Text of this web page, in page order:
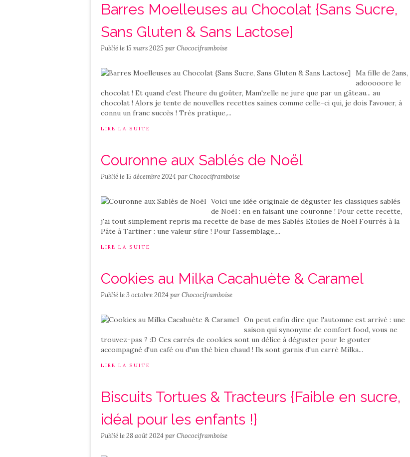
Barres Moelleuses au Chocolat {Sans Sucre,
Sans Gluten & Sans Lactose]
Publié le15 mars 2025 par Chocociframboise
Ma fille de 2ans,
adooooore le
chocolat ! Et quand c'est l'heure du goûter, Mam'zelle ne jure que par un gâteau... au
chocolat ! Alors je tente de nouvelles recettes saines comme celle-ci qui, je dois l'avouer, à
connu un franc succès ! Très pratique,...
LIRE LA SUITE
Couronne aux Sablés de Noël
Publié le15 décembre 2024par Chocociframboise
Voici une idée originale de déguster les classiques sablés
de Noël : en en faisant une couronne ! Pour cette recette,
j'ai tout simplement repris ma recette de base de mes Sablés Etoiles de Noël Fourrés à la
Pâte à Tartiner : une valeur sûre ! Pour l'assemblage,...
LIRE LA SUITE
Cookies au Milka Cacahuète & Caramel
Publié le3 octobre 2024par Chocociframboise
On peut enfin dire que l'automne est arrivé : une
saison qui synonyme de comfort food, vous ne
trouvez-pas ? :D Ces carrés de cookies sont un délice à déguster pour le gouter
accompagné d'un café ou d'un thé bien chaud ! Ils sont garnis d'un carré Milka...
LIRE LA SUITE
Biscuits Tortues & Tracteurs {Faible en sucre,
idéal pour les enfants !}
Publié le28 août 2024par Chocociframboise